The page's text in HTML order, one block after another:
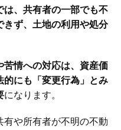
は、共有者の一部でも不
きず、土地の利用や処分
苦情への対応は、資産価
的にも「変更行為」とみ
になります。
や所有者が不明の不動